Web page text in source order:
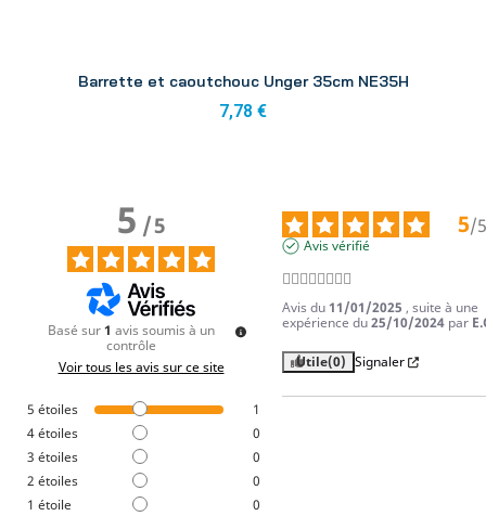
Barrette et caoutchouc Unger 35cm NE35H
7,78 €
5/5
Basé sur1 avis soumis à un
contrôle
Voir tous les avis sur ce site
5 étoiles
1
4étoiles
0
3 étoiles
0
2 étoiles
0
1 étoile 0
5/5
Avis vérifié
👍🏼👍🏼👍🏼👍🏼
Avis du11/01/2025 , suite à une
expérience du25/10/2024 par
Utile(0) Signaler